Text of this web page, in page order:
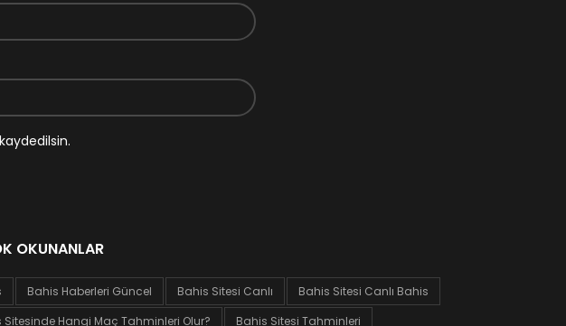
OKUNANLAR
Bahis Haberleri Güncel Bahis Sitesi Canlı
Bahis Sitesi Canlı Bahis
Sitesinde Hangi Maç Tahminleri Olur?
Bahis Sitesi Tahminleri